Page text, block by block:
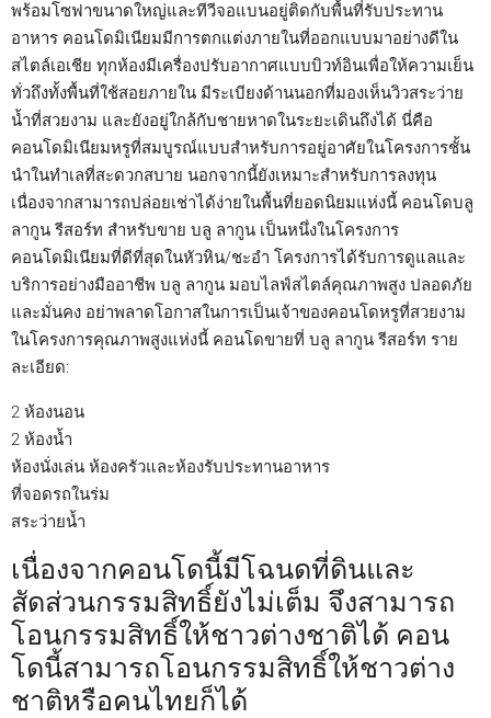
พร้อมโซฟาขนาดใหญ่และทีวีจอแบนอยู่ติดกับพื้นที่รับประทาน
อาหาร คอนโดมิเนียมมีการตกแต่งภายในที่ออกแบบมาอย่างดีใน
สไตล์เอเชีย ทุกห้องมีเครื่องปรับอากาศแบบบิวท์อินเพื่อให้ความเย็น
ทั่วถึงทั้งพื้นที่ใช้สอยภายใน มีระเบียงด้านนอกที่มองเห็นวิวสระว่าย
น้ำที่สวยงาม และยังอยู่ใกล้กับชายหาดในระยะเดินถึงได้ นี่คือ
คอนโดมิเนียมหรูที่สมบูรณ์แบบสำหรับการอยู่อาศัยในโครงการชั้น
นำในทำเลที่สะดวกสบาย นอกจากนี้ยังเหมาะสำหรับการลงทุน
เนื่องจากสามารถปล่อยเช่าได้ง่ายในพื้นที่ยอดนิยมแห่งนี้ คอนโดบลู
ลากูน รีสอร์ท สำหรับขาย บลู ลากูน เป็นหนึ่งในโครงการ
คอนโดมิเนียมที่ดีที่สุดในหัวหิน/ชะอำ โครงการได้รับการดูแลและ
บริการอย่างมืออาชีพ บลู ลากูน มอบไลฟ์สไตล์คุณภาพสูง ปลอดภัย
และมั่นคง อย่าพลาดโอกาสในการเป็นเจ้าของคอนโดหรูที่สวยงาม
ในโครงการคุณภาพสูงแห่งนี้ คอนโดขายที่ บลู ลากูน รีสอร์ท ราย
ละเอียด:
2 ห้องนอน
2 ห้องน้ำ
ห้องนั่งเล่น ห้องครัวและห้องรับประทานอาหาร
ที่จอดรถในร่ม
สระว่ายน้ำ
เนื่องจากคอนโดนี้มีโฉนดที่ดินและ
สัดส่วนกรรมสิทธิ์ยังไม่เต็ม จึงสามารถ
โอนกรรมสิทธิ์ให้ชาวต่างชาติได้ คอน
โดนี้สามารถโอนกรรมสิทธิ์ให้ชาวต่าง
ชาติหรือคนไทยก็ได้